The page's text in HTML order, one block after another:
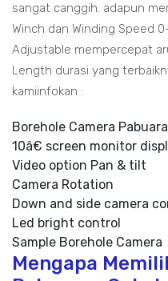
sangat canggih. adapun
Winch dan Winding Speed
Adjustable mempercepat
Length durasi yang
kamiinfokan :
Borehole Camera
10â€ screen monitor
Video option Pan & tilt
Camera Rotation
Down and side camera
Led bright control
Sample Borehole Camera
Mengapa